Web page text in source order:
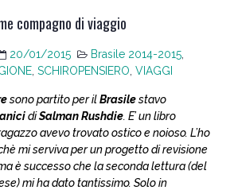
compagno di viaggio
20/01/2015 Brasile 2014-2015
SCHIROPENSIERO VIAGGI
sono partito per ilBrasilestavo
diSalman Rushdie. E’ un libro
avevo trovato ostico e noioso. L’ho
mi serviva per un progetto di revisione
è successo che la seconda lettura (del
mi ha dato tantissimo. Solo in